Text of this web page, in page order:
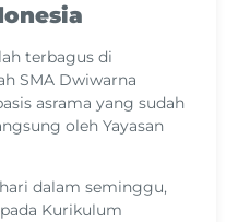
terbagus di
SMA Dwiwarna
asrama yang sudah
oleh Yayasan
dalam seminggu,
Kurikulum